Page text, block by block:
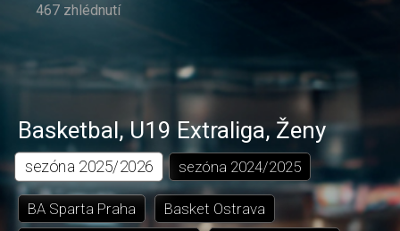
467 zhlédnutí
Basketbal,U19 Extraliga,Ženy
sezóna 2025/2026 sezóna 2024/2025
BA Sparta Praha
Basket Ostrava